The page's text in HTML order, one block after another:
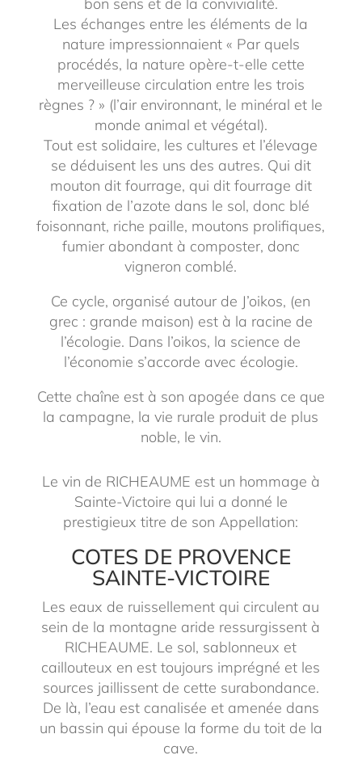
Les échanges entre les éléments de la
nature impressionnaient « Par quels
procédés, la nature opère-t-elle cette
merveilleuse circulation entre les trois
règnes ? » (l’air environnant, le minéral et le
monde animal et végétal).
Tout est solidaire, les cultures et l’élevage
se déduisent les uns des autres. Qui dit
mouton dit fourrage, qui dit fourrage dit
fixation de l’azote dans le sol, donc blé
foisonnant, riche paille, moutons prolifiques,
fumier abondant à composter, donc
vigneron comblé.
Ce cycle, organisé autour de J’oikos, (en
grec : grande maison) est à la racine de
l’écologie. Dans l’oikos, la science de
l’économie s’accorde avec écologie.
Cette chaîne est à son apogée dans ce que
la campagne, la vie rurale produit de plus
noble, le vin.
Le vin de RICHEAUME est un hommage à
Sainte-Victoire qui lui a donné le
prestigieux titre de son Appellation:
COTES DE PROVENCE
SAINTE-VICTOIRE
Les eaux de ruissellement qui circulent au
sein de la montagne aride ressurgissent à
RICHEAUME. Le sol, sablonneux et
caillouteux en est toujours imprégné et les
sources jaillissent de cette surabondance.
De là, l’eau est canalisée et amenée dans
un bassin qui épouse la forme du toit de la
cave.